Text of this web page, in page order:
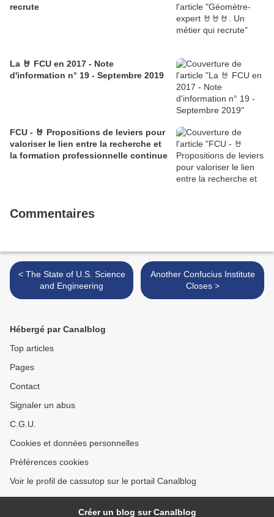
recrute
La 🤘 FCU en 2017 - Note
d'information n° 19 - Septembre 2019
FCU - 🤘 Propositions de leviers pour
valoriser le lien entre la recherche et
la formation professionnelle continue
Commentaires
< The State of U.S. Science
and Engineering
Another Confucius Institute
Closes >
Hébergé par Canalblog
Top articles
Pages
Contact
Signaler un abus
C.G.U.
Cookies et données personnelles
Préférences cookies
Voir le profil de cassutop sur le portail Canalblog
Créer un blog sur Canalblog